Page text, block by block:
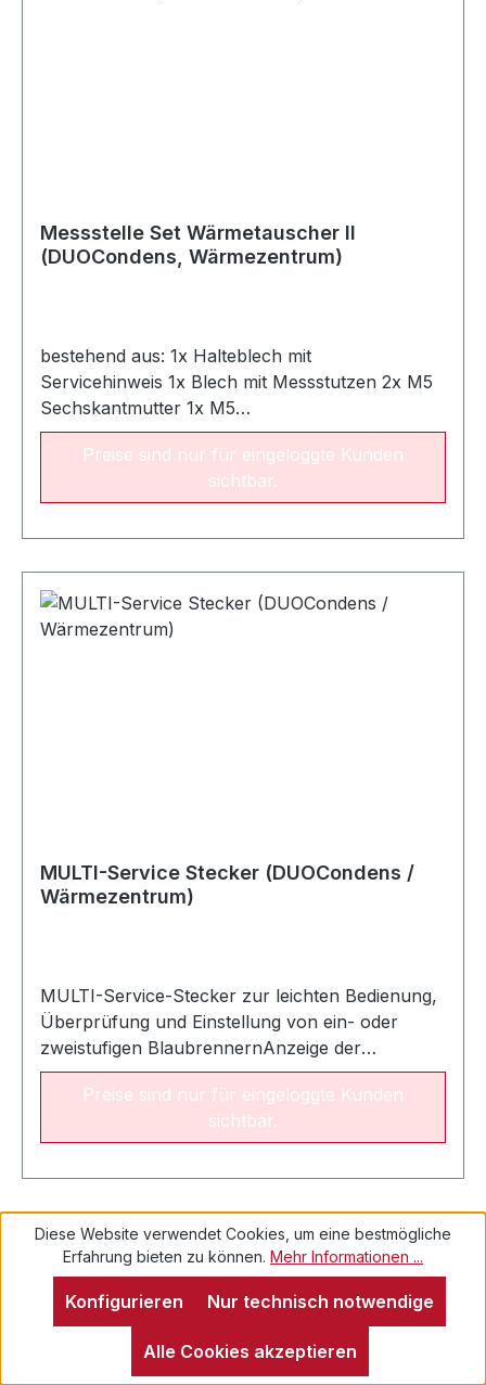
Messstelle Set Wärmetauscher II
(DUOCondens, Wärmezentrum)
bestehend aus: 1x Halteblech mit
Servicehinweis 1x Blech mit Messstutzen 2x M5
Sechskantmutter 1x M5
Zylinderinnensechskantschraube
Preise sind nur für eingeloggte Kunden
sichtbar.
MULTI-Service Stecker (DUOCondens /
Wärmezentrum)
MULTI-Service-Stecker zur leichten Bedienung,
Überprüfung und Einstellung von ein- oder
zweistufigen BlaubrennernAnzeige der
phasenrichtigen Spannung am Brenner durch
KontrollleuchteDirekter Anschluss an
Ölpumpen- oder Gebläsemotor zur
Ansteuern des ÖlpumpenmotorsEinfache
Versorgung des Gebläsemotors und der
RegelplatineFunktionsprüfung des
ZündtrafosZur Inbetriebnahme von Ölanlagen
Preise sind nur für eingeloggte Kunden
sichtbar.
Diese Website verwendet Cookies, um eine bestmögliche
Erfahrung bieten zu können. Mehr Informationen ...
Nur technisch notwendige
Konfigurieren
Alle Cookies akzeptieren